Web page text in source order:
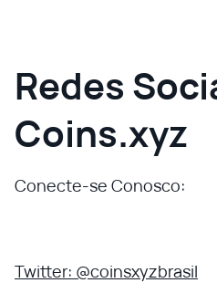
Redes
Coins.xyz
Conecte-se Conosco:
Twitter: @coinsxyzbrasil